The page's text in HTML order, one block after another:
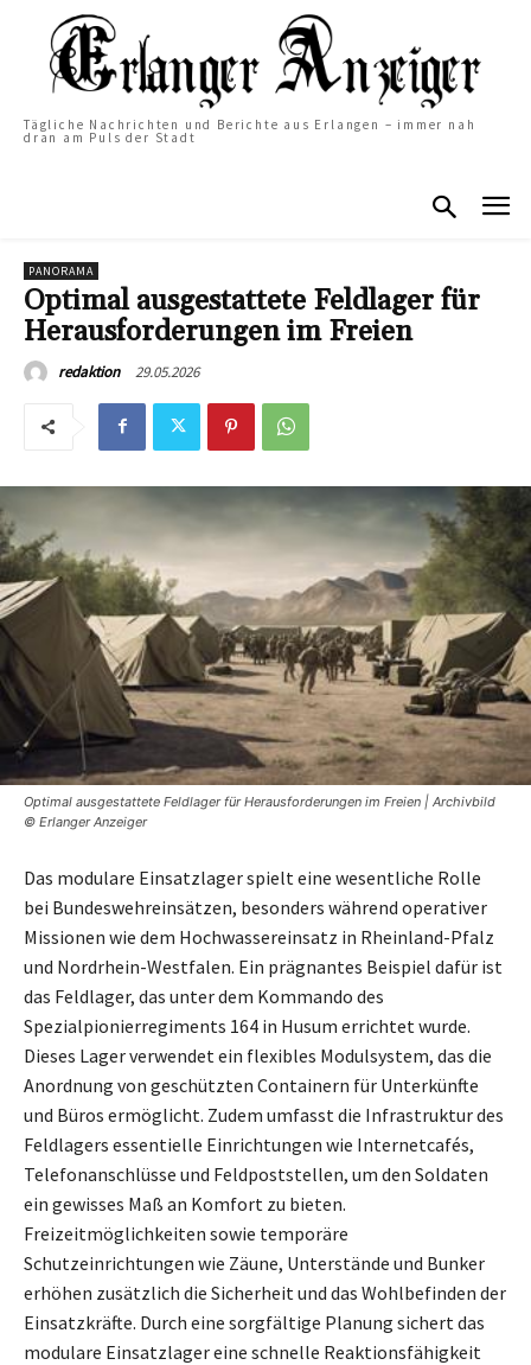
Tägliche Nachrichten und Berichte aus Erlangen – immer nah
dran am Puls der Stadt
PANORAMA
Optimal ausgestattete Feldlager für
Herausforderungen im Freien
redaktion 29.05.2026
Optimal ausgestattete Feldlager für Herausforderungen im Freien | Archivbild
© Erlanger Anzeiger
Das modulare Einsatzlager spielt eine wesentliche Rolle
bei Bundeswehreinsätzen, besonders während operativer
Missionen wie dem Hochwassereinsatz in Rheinland-Pfalz
und Nordrhein-Westfalen. Ein prägnantes Beispiel dafür ist
das Feldlager, das unter dem Kommando des
Spezialpionierregiments 164 in Husum errichtet wurde.
Dieses Lager verwendet ein flexibles Modulsystem, das die
Anordnung von geschützten Containern für Unterkünfte
und Büros ermöglicht. Zudem umfasst die Infrastruktur des
Feldlagers essentielle Einrichtungen wie Internetcafés,
Telefonanschlüsse und Feldpoststellen, um den Soldaten
ein gewisses Maß an Komfort zu bieten.
Freizeitmöglichkeiten sowie temporäre
Schutzeinrichtungen wie Zäune, Unterstände und Bunker
erhöhen zusätzlich die Sicherheit und das Wohlbefinden der
Einsatzkräfte. Durch eine sorgfältige Planung sichert das
modulare Einsatzlager eine schnelle Reaktionsfähigkeit